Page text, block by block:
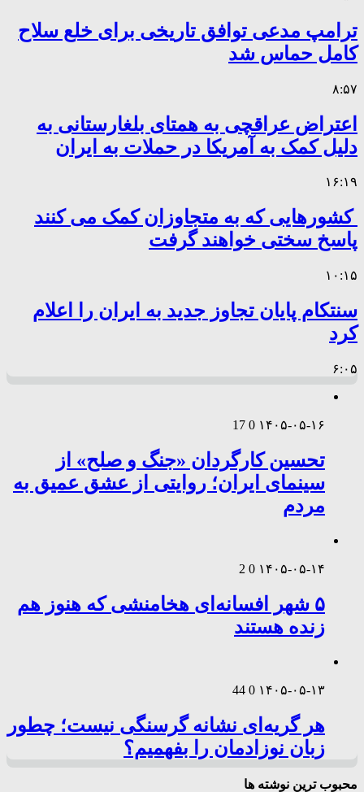
ترامپ مدعی توافق تاریخی برای خلع سلاح
کامل حماس شد
۸:۵۷
اعتراض عراقچی به همتای بلغارستانی به
دلیل کمک به آمریکا در حملات به ایران
۱۶:۱۹
کشورهایی که به متجاوزان کمک می کنند
پاسخ سختی خواهند گرفت
۱۰:۱۵
سنتکام پایان تجاوز جدید به ایران را اعلام
کرد
۶:۰۵
۱۴۰۵-۰۵-۱۶ 0
17
تحسین کارگردان «جنگ و صلح» از
سینمای ایران؛ روایتی از عشق عمیق به
مردم
۱۴۰۵-۰۵-۱۴ 0
2
۵ شهر افسانه‌ای هخامنشی که هنوز هم
زنده هستند
۱۴۰۵-۰۵-۱۳ 0
44
هر گریه‌ای نشانه گرسنگی نیست؛ چطور
زبان نوزادمان را بفهمیم؟
محبوب ترین نوشته ها